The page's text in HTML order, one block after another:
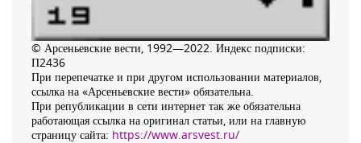
© Арсеньевские вести, 1992—2022. Индекс подписки:
П2436
При перепечатке и при другом использовании материалов,
ссылка на «Арсеньевские вести» обязательна.
При републикации в сети интернет так же обязательна
работающая ссылка на оригинал статьи, или на главную
страницу сайта: https://www.arsvest.ru/